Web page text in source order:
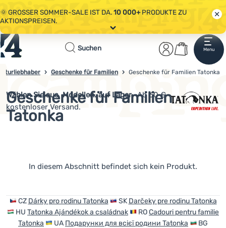
🌞 GROSSER SOMMER-SALE IST DA.10 000+PRODUKTE ZU
AKTIONSPREISEN.
🤫 - 10 % AUF AUSGEWÄHLTE CAMPING- & WANDERAUSRÜSTUNG.
CODE OUT10
Alle Aktionen
Suchen
Anmelden
Warenkorb
Menu
Startseite
Bekleidung
Schuhe
Zelte
Ausrüstung
4campingshop.de
Geschenke für Familien Geschenke für Familien Tatonka
Geschenke für Familien
Tatonka
Wählen Sie aus Modellen. auf Lager. Ab 60 €
kostenloser Versand.
Produkte
In diesem Abschnitt befindet sich kein Produkt.
CZ Dárky pro rodinu Tatonka SK Darčeky pre rodinu Tatonka
HU Tatonka Ajándékok a családnak ROCadouri pentru familie
Tatonka
UA Подарунки для всієї родини Tatonka
BG